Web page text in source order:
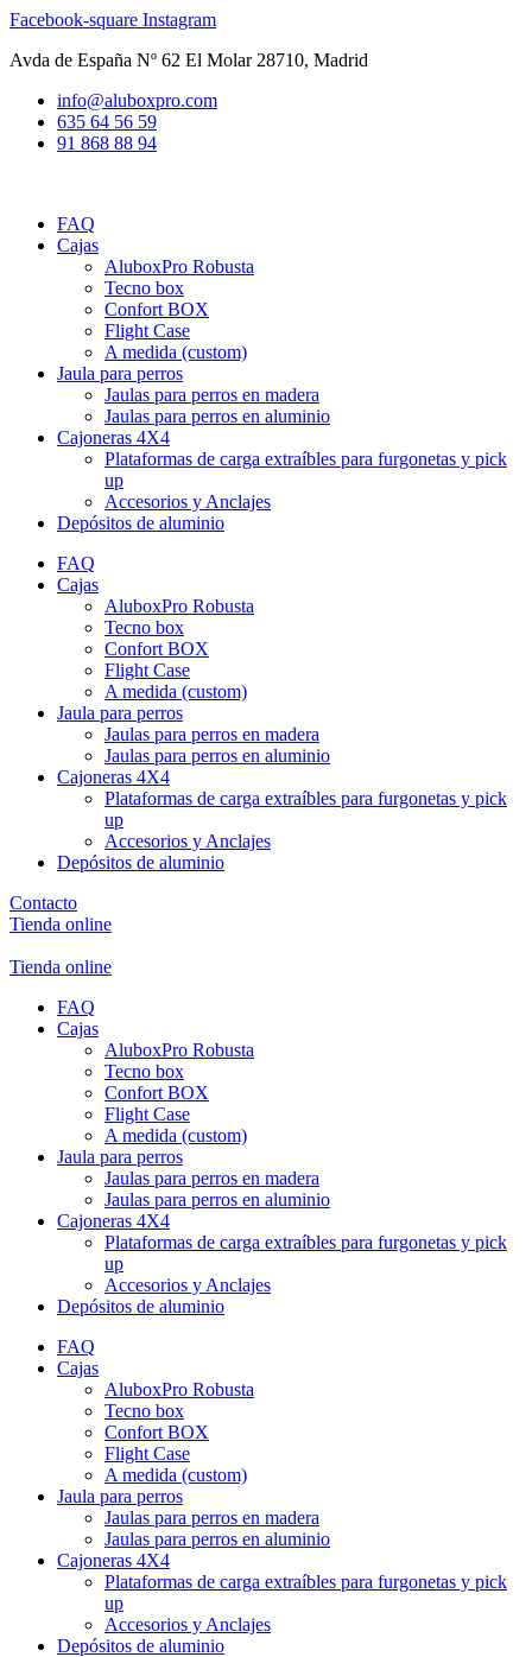
Ir
contenido
Facebook-square Instagram
Avda de España Nº 62 El Molar 28710, Madrid
info@aluboxpro.com
635 64 56 59
91 868 88 94
FAQ
Cajas
AluboxPro Robusta
Tecno box
Confort BOX
Flight Case
A medida (custom)
Jaula para perros
Jaulas para perros en madera
Jaulas para perros en aluminio
Cajoneras 4X4
Plataformas de carga extraíbles para furgonetas y pick
up
Accesorios y Anclajes
Depósitos de aluminio
FAQ
Cajas
AluboxPro Robusta
Tecno box
Confort BOX
Flight Case
A medida (custom)
Jaula para perros
Jaulas para perros en madera
Jaulas para perros en aluminio
Cajoneras 4X4
Plataformas de carga extraíbles para furgonetas y pick
up
Accesorios y Anclajes
Depósitos de aluminio
Contacto
Tienda online
Tienda online
FAQ
Cajas
AluboxPro Robusta
Tecno box
Confort BOX
Flight Case
A medida (custom)
Jaula para perros
Jaulas para perros en madera
Jaulas para perros en aluminio
Cajoneras 4X4
Plataformas de carga extraíbles para furgonetas y pick
up
Accesorios y Anclajes
Depósitos de aluminio
FAQ
Cajas
AluboxPro Robusta
Tecno box
Confort BOX
Flight Case
A medida (custom)
Jaula para perros
Jaulas para perros en madera
Jaulas para perros en aluminio
Cajoneras 4X4
Plataformas de carga extraíbles para furgonetas y pick
up
Accesorios y Anclajes
Depósitos de aluminio